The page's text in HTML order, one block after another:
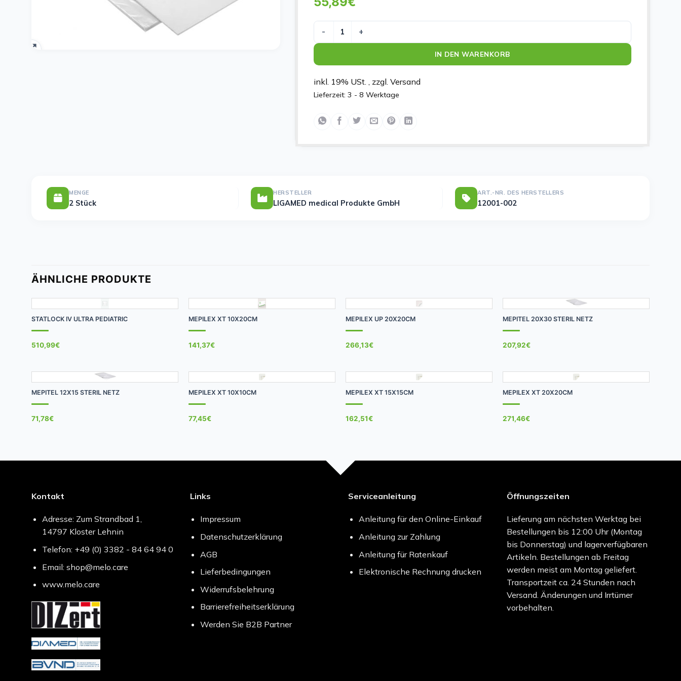
LIGASANO WEISS U 59X49X2CM Menge
IN DEN WARENKORB
inkl. 19% USt. , zzgl. Versand
Lieferzeit: 3 - 8 Werktage
MENGE
2 Stück
HERSTELLER
LIGAMED medical Produkte GmbH
ART.-NR. DES HERSTELLERS
12001-002
ÄHNLICHE PRODUKTE
STATLOCK IV ULTRA PEDIATRIC
510,99€
MEPILEX XT 10X20CM
141,37€
MEPILEX UP 20X20CM
266,13€
MEPITEL 20X30 STERIL NETZ
207,92€
MEPITEL 12X15 STERIL NETZ
71,78€
MEPILEX XT 10X10CM
77,45€
MEPILEX XT 15X15CM
162,51€
MEPILEX XT 20X20CM
271,46€
Kontakt
Adresse: Zum Strandbad 1,
14797 Kloster Lehnin
Telefon: +49 (0) 3382 - 84 64 94 0
Email: shop@melo.care
www.melo.care
Links
Impressum
Datenschutzerklärung
AGB
Lieferbedingungen
Widerrufsbelehrung
Barrierefreiheitserklärung
Werden Sie B2B Partner
Serviceanleitung
Anleitung für den Online-Einkauf
Anleitung zur Zahlung
Anleitung für Ratenkauf
Elektronische Rechnung drucken
Öffnungszeiten
Lieferung am nächsten Werktag bei
Bestellungen bis 12:00 Uhr (Montag
bis Donnerstag) und lagerverfügbaren
Artikeln. Bestellungen ab Freitag
werden meist am Montag geliefert.
Transportzeit ca. 24 Stunden nach
Versand. Änderungen und Irrtümer
vorbehalten.